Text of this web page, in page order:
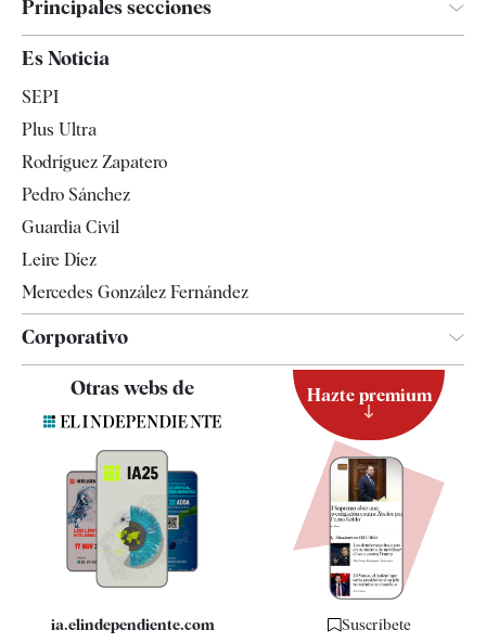
Principales secciones
España
Televisión
Es Noticia
SEPI
Plus Ultra
Rodríguez Zapatero
Pedro Sánchez
Guardia Civil
Leire Díez
Mercedes González Fernández
Corporativo
Contacto
Quiénes somos
Especificaciones
Otras webs de
ia.elindependiente.com
Hazte premium
Suscríbete